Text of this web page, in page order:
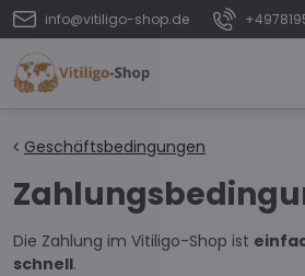
info@vitiligo-shop.de
Geschäftsbedingungen
Die Zahlung im Vitiligo-Shop ist
schnell.